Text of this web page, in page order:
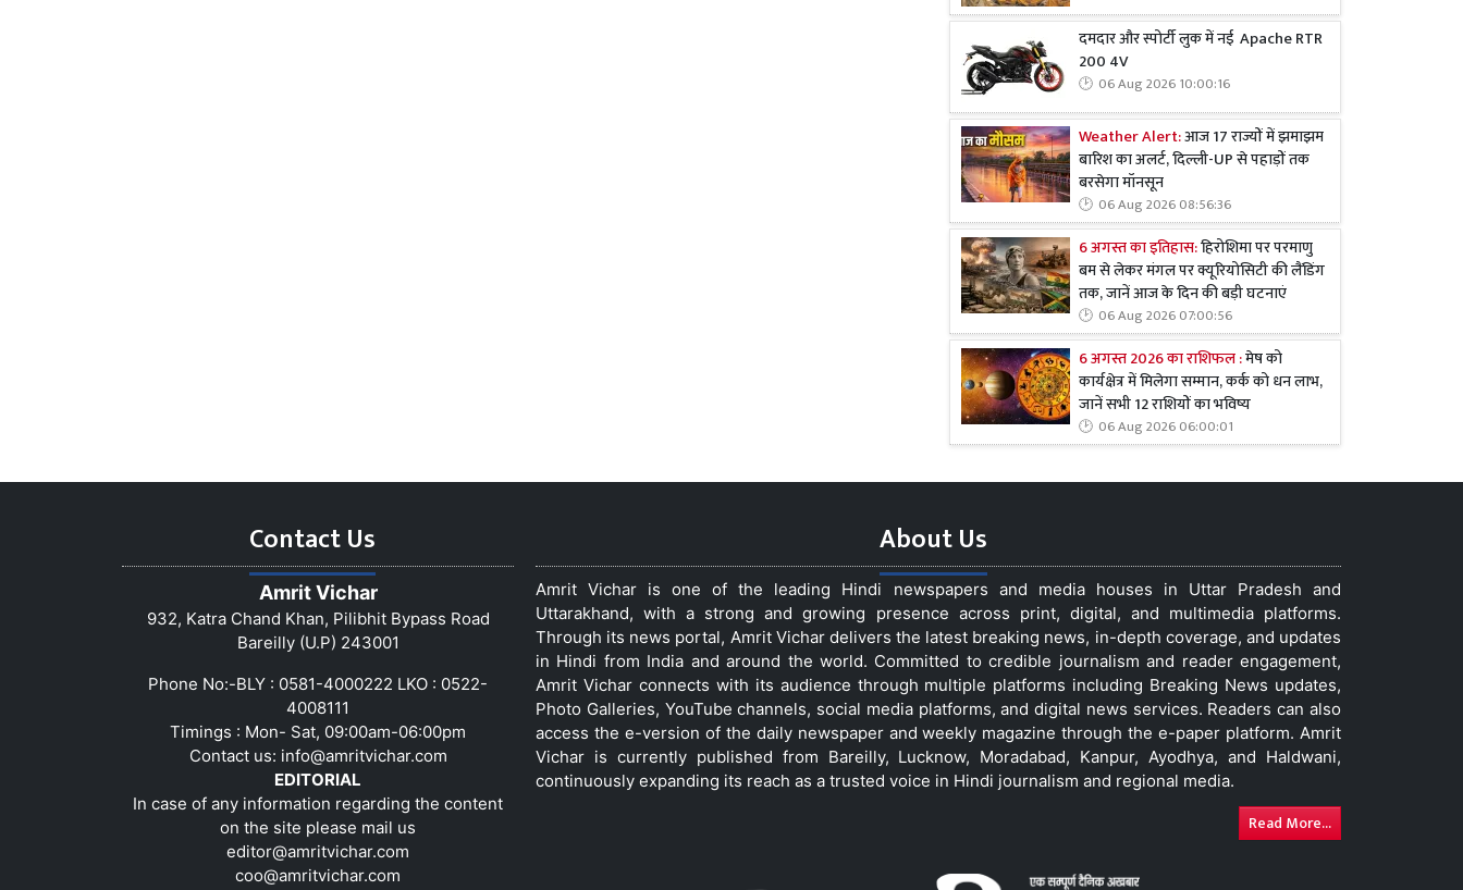
दमदार और स्पोर्टी लुक में नई Apache RTR
200 4V
06 Aug 2026 10:00:16
Weather Alert:आज 17 राज्यों में झमाझम
बारिश का अलर्ट, दिल्ली-UP से पहाड़ों तक
बरसेगा मॉनसून
06 Aug 2026 08:56:36
6 अगस्त का इतिहास:हिरोशिमा पर परमाणु
बम से लेकर मंगल पर क्यूरियोसिटी की लैंडिंग
तक, जानें आज के दिन की बड़ी घटनाएं
06 Aug 2026 07:00:56
6 अगस्त 2026 का राशिफल :मेष को
कार्यक्षेत्र में मिलेगा सम्मान, कर्क को धन लाभ,
जानें सभी 12 राशियों का भविष्य
06 Aug 2026 06:00:01
Contact Us
Amrit Vichar
932, Katra Chand Khan, Pilibhit Bypass Road
Bareilly (U.P) 243001
Phone No:-BLY : 0581-4000222 LKO : 0522-
4008111
Timings : Mon- Sat, 09:00am-06:00pm
Contact us: info@amritvichar.com
EDITORIAL
In case of any information regarding the content
on the site please mail us
editor@amritvichar.com
coo@amritvichar.com
About Us
Amrit Vichar is one of the leading Hindi newspapers and media houses in Uttar Pradesh and
Uttarakhand, with a strong and growing presence across print, digital, and multimedia platforms.
Through its news portal, Amrit Vichar delivers the latest breaking news, in-depth coverage, and updates
in Hindi from India and around the world. Committed to credible journalism and reader engagement,
Amrit Vichar connects with its audience through multiple platforms including Breaking News updates,
Photo Galleries, YouTube channels, social media platforms, and digital news services. Readers can also
access the e-version of the daily newspaper and weekly magazine through the e-paper platform. Amrit
Vichar is currently published from Bareilly, Lucknow, Moradabad, Kanpur, Ayodhya, and Haldwani,
continuously expanding its reach as a trusted voice in Hindi journalism and regional media.
Read More...